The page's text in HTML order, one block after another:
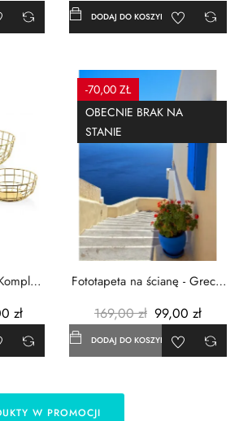
DODAJ DO KOSZYKA
zł
-70,00 ZŁ
OBECNIE BRAK NA
STANIE
Fototapeta na ścianę - Grecja
169,00 zł 99,00 zł
DODAJ DO KOSZYKA
W PROMOCJI